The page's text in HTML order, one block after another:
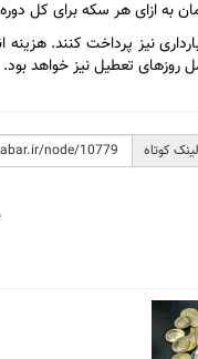
باید هزینه انبارداری نیز پرداخت کنند.
لینک کوتاه